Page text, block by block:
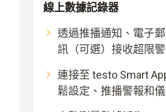
線上數據記錄器
透過推播通知、電子
訊（可選）接收超限
連接至 testo Smart
鬆設定、推播警報和